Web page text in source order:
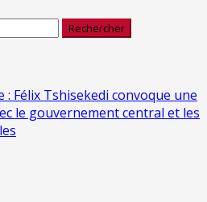
: Félix Tshisekedi convoque une
le gouvernement central et les